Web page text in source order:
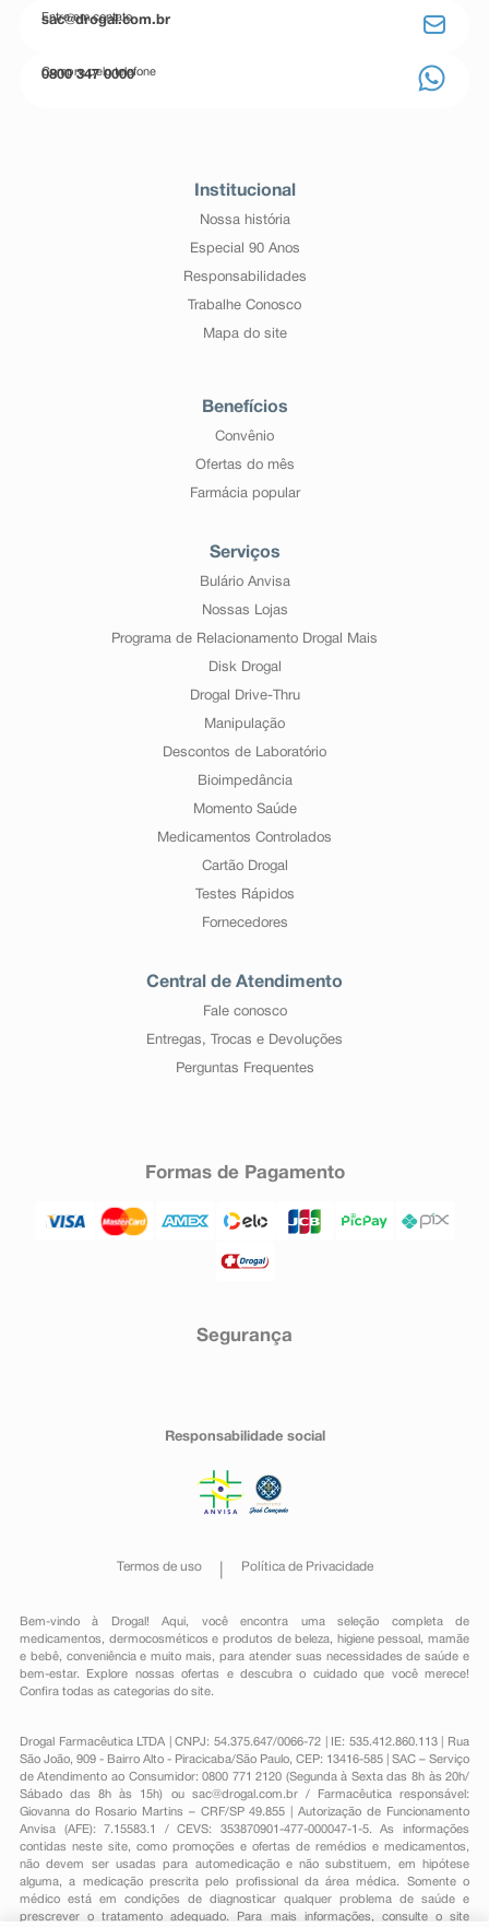
Entre em contato
sac@drogal.com.br
Compre pelo telefone
0800 347 0000
Institucional
Nossa história
Especial 90 Anos
Responsabilidades
Trabalhe Conosco
Mapa do site
Benefícios
Convênio
Ofertas do mês
Farmácia popular
Serviços
Bulário Anvisa
Nossas Lojas
Programa de Relacionamento Drogal Mais
Disk Drogal
Drogal Drive-Thru
Manipulação
Descontos de Laboratório
Bioimpedância
Momento Saúde
Medicamentos Controlados
Cartão Drogal
Testes Rápidos
Fornecedores
Central de Atendimento
Fale conosco
Entregas, Trocas e Devoluções
Perguntas Frequentes
Formas de Pagamento
Segurança
Responsabilidade social
Termos de uso Política de Privacidade
Bem-vindo à Drogal! Aqui, você encontra uma seleção completa de
medicamentos , dermocosméticos e produtos de beleza, higiene pessoal ,mamãe
e bebê, conveniênciae muito mais, para atender suas necessidades de saúde e
bem-estar. Explore nossas ofertas e descubra o cuidado que você merece!
Confira todas as categorias do site.
Drogal Farmacêutica LTDA | CNPJ: 54.375.647/0066-72 | IE: 535.412.860.113 | Rua
São João, 909 - Bairro Alto - Piracicaba/São Paulo, CEP: 13416-585 | SAC – Serviço
de Atendimento ao Consumidor: 0800 771 2120 (Segunda à Sexta das 8h às 20h/
Sábado das 8h às 15h) ou sac@drogal.com.br/ Farmacêutica responsável:
Giovanna do Rosario Martins – CRF/SP 49.855 | Autorização de Funcionamento
Anvisa (AFE): 7.15583.1 / CEVS: 353870901-477-000047-1-5. As informações
contidas neste site, como promoções e ofertas de remédios e medicamentos,
não devem ser usadas para automedicação e não substituem, em hipótese
alguma, a medicação prescrita pelo profissional da área médica. Somente o
médico está em condições de diagnosticar qualquer problema de saúde e
prescrever o tratamento adequado. Para mais informações, consulte o site